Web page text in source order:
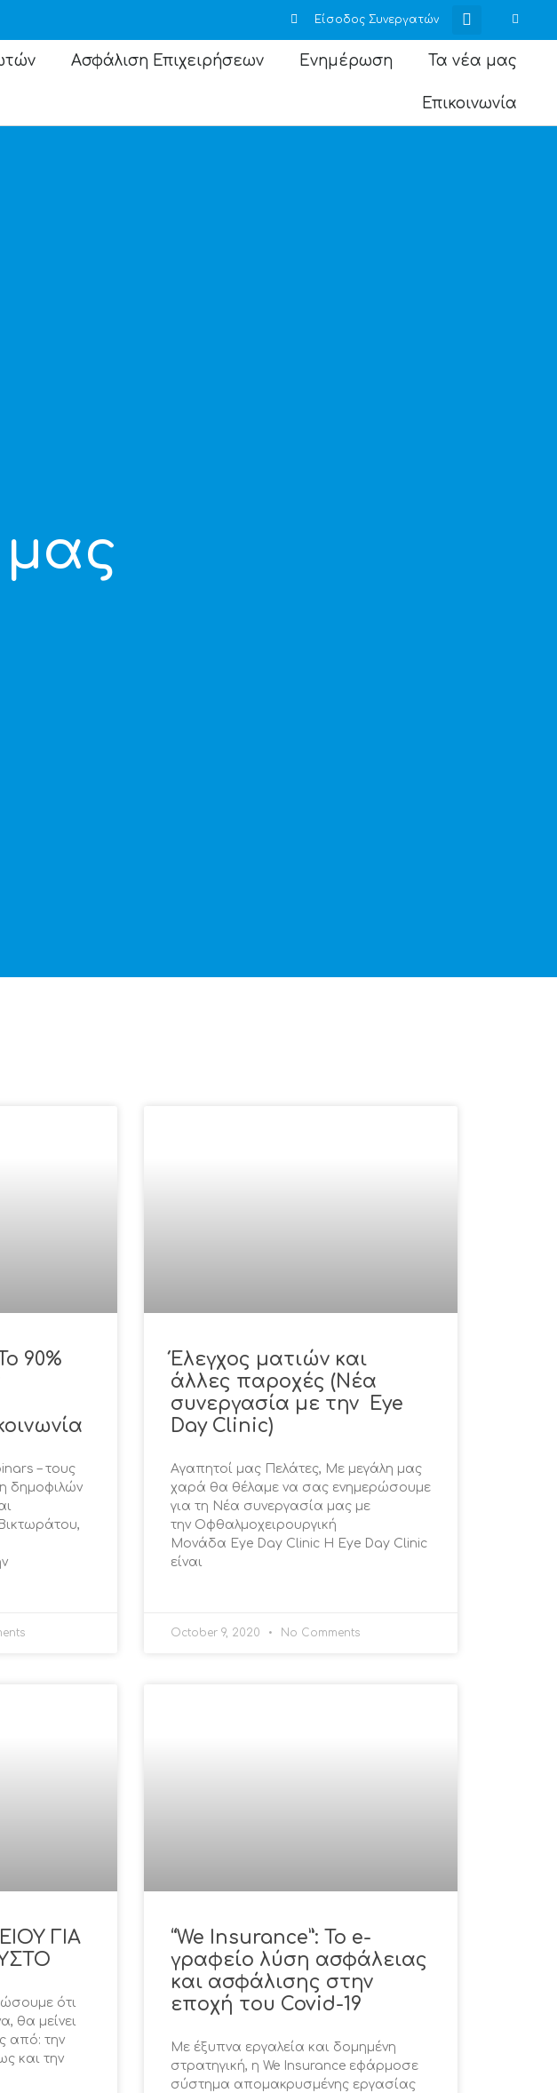
Είσοδος Συνεργατών
Ασφάλιση Επιχειρήσεων Ενημέρωση Τα νέα μας
Επικοινωνία
90%
– τους
δημοφιλών
Έλεγχος ματιών και
άλλες παροχές (Νέα
συνεργασία με την Eye
Day Clinic)
Αγαπητοί μας Πελάτες, Με μεγάλη μας
χαρά θα θέλαμε να σας ενημερώσουμε
για τη Νέα συνεργασία μας με
την Οφθαλμοχειρουργική
Μονάδα Eye Day Clinic Η Eye Day Clinic
είναι
October 9, 2020 No Comments
ΓΙΑ
ότι
θα μείνει
από: την
και την
“We Insurance”: To e-
γραφείο λύση ασφάλειας
και ασφάλισης στην
εποχή του Covid-19
Με έξυπνα εργαλεία και δομημένη
στρατηγική, η We Insurance εφάρμοσε
σύστημα απομακρυσμένης εργασίας